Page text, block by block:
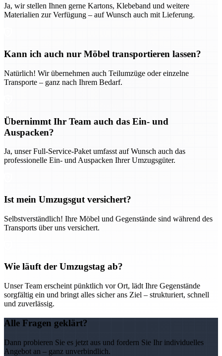
Ja, wir stellen Ihnen gerne Kartons, Klebeband und weitere
Materialien zur Verfügung – auf Wunsch auch mit Lieferung.
Kann ich auch nur Möbel transportieren lassen?
Natürlich! Wir übernehmen auch Teilumzüge oder einzelne
Transporte – ganz nach Ihrem Bedarf.
Übernimmt Ihr Team auch das Ein- und
Auspacken?
Ja, unser Full-Service-Paket umfasst auf Wunsch auch das
professionelle Ein- und Auspacken Ihrer Umzugsgüter.
Ist mein Umzugsgut versichert?
Selbstverständlich! Ihre Möbel und Gegenstände sind während des
Transports über uns versichert.
Wie läuft der Umzugstag ab?
Unser Team erscheint pünktlich vor Ort, lädt Ihre Gegenstände
sorgfältig ein und bringt alles sicher ans Ziel – strukturiert, schnell
und zuverlässig.
Alle Fragen geklärt?
Dann probieren Sie es jetzt aus und fordern Sie Ihr individuelles
Angebot an – ganz unverbindlich.